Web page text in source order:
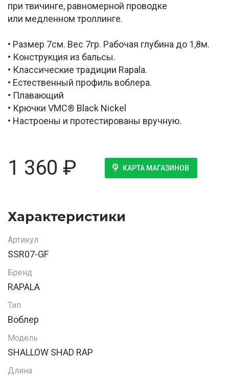
при твичинге, равномерной проводке
или медленном троллинге.
• Размер 7см. Вес 7гр. Рабочая глубина до 1,8м.
• Конструкция из бальсы.
• Классические традиции Rapala.
• Естественный профиль воблера.
• Плавающий
• Крючки VMC® Black Nickel
• Настроены и протестированы вручную.
1 360 ₽ КАРТА МАГАЗИНОВ
Характеристики
Артикул
SSR07-GF
Бренд
RAPALA
Тип
Воблер
Модель
SHALLOW SHAD RAP
Длина